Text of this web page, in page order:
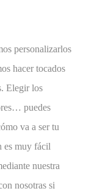
personalizarlos
hacer tocados
Elegir los
puedes
va a ser tu
es muy fácil
nuestra
nosotras si